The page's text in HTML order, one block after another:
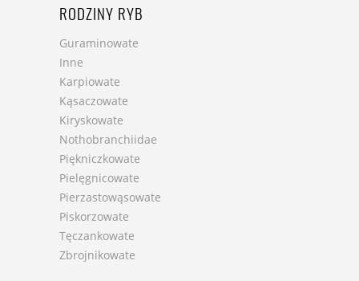
RODZINY RYB
Guraminowate
Inne
Karpiowate
Kąsaczowate
Kiryskowate
Nothobranchiidae
Piękniczkowate
Pielęgnicowate
Pierzastowąsowate
Piskorzowate
Tęczankowate
Zbrojnikowate